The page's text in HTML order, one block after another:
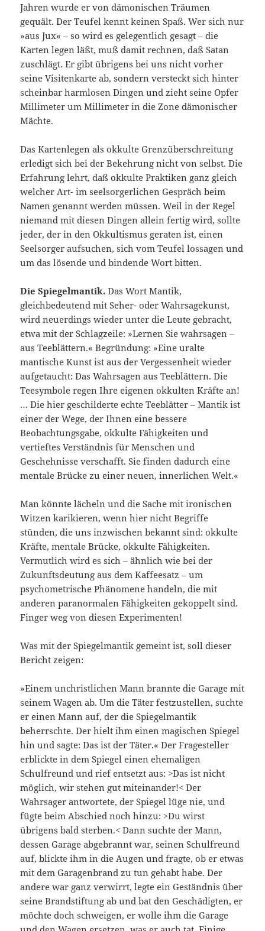
Jahren wurde er von dämonischen Träumen
gequält. Der Teufel kennt keinen Spaß. Wer sich nur
»aus Jux« – so wird es gelegentlich gesagt – die
Karten legen läßt, muß damit rechnen, daß Satan
zuschlägt. Er gibt übrigens bei uns nicht vorher
seine Visitenkarte ab, sondern versteckt sich hinter
scheinbar harmlosen Dingen und zieht seine Opfer
Millimeter um Millimeter in die Zone dämonischer
Mächte.
Das Kartenlegen als okkulte Grenzüberschreitung
erledigt sich bei der Bekehrung nicht von selbst. Die
Erfahrung lehrt, daß okkulte Praktiken ganz gleich
welcher Art- im seelsorgerlichen Gespräch beim
Namen genannt werden müssen. Weil in der Regel
niemand mit diesen Dingen allein fertig wird, sollte
jeder, der in den Okkultismus geraten ist, einen
Seelsorger aufsuchen, sich vom Teufel lossagen und
um das lösende und bindende Wort bitten.
Die Spiegelmantik. Das Wort Mantik,
gleichbedeutend mit Seher- oder Wahrsagekunst,
wird neuerdings wieder unter die Leute gebracht,
etwa mit der Schlagzeile: »Lernen Sie wahrsagen –
aus Teeblättern.« Begründung: »Eine uralte
mantische Kunst ist aus der Vergessenheit wieder
aufgetaucht: Das Wahrsagen aus Teeblättern. Die
Teesymbole regen Ihre eigenen okkulten Kräfte an!
… Die hier geschilderte echte Teeblätter – Mantik ist
einer der Wege, der Ihnen eine bessere
Beobachtungsgabe, okkulte Fähigkeiten und
vertieftes Verständnis für Menschen und
Geschehnisse verschafft. Sie finden dadurch eine
mentale Brücke zu einer neuen, innerlichen Welt.«
Man könnte lächeln und die Sache mit ironischen
Witzen karikieren, wenn hier nicht Begriffe
stünden, die uns inzwischen bekannt sind: okkulte
Kräfte, mentale Brücke, okkulte Fähigkeiten.
Vermutlich wird es sich – ähnlich wie bei der
Zukunftsdeutung aus dem Kaffeesatz – um
psychometrische Phänomene handeln, die mit
anderen paranormalen Fähigkeiten gekoppelt sind.
Finger weg von diesen Experimenten!
Was mit der Spiegelmantik gemeint ist, soll dieser
Bericht zeigen:
»Einem unchristlichen Mann brannte die Garage mit
seinem Wagen ab. Um die Täter festzustellen, suchte
er einen Mann auf, der die Spiegelmantik
beherrschte. Der hielt ihm einen magischen Spiegel
hin und sagte: Das ist der Täter.« Der Fragesteller
erblickte in dem Spiegel einen ehemaligen
Schulfreund und rief entsetzt aus: >Das ist nicht
möglich, wir stehen gut miteinander!< Der
Wahrsager antwortete, der Spiegel lüge nie, und
fügte beim Abschied noch hinzu: >Du wirst
übrigens bald sterben.< Dann suchte der Mann,
dessen Garage abgebrannt war, seinen Schulfreund
auf, blickte ihm in die Augen und fragte, ob er etwas
mit dem Garagenbrand zu tun gehabt habe. Der
andere war ganz verwirrt, legte ein Geständnis über
seine Brandstiftung ab und bat den Geschädigten, er
möchte doch schweigen, er wolle ihm die Garage